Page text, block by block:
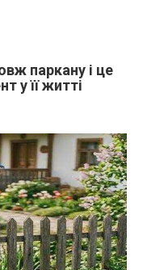
паркану і це
у її житті